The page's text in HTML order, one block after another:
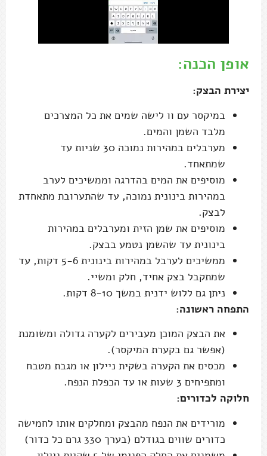
אופן הכנה:
יצירת הבצק:
במיקסר עם וו לישה שמים את כל המצרכים
מלבד השמן והמים.
מערבלים במהירות נמוכה 30 שניות עד
שמתאחד.
מוסיפים את המים בהדרגה וממשיכים לערב
במהירות בינונית נמוכה, עד שהתערובת מתאחדת
לבצק.
מוסיפים את שמן הזית ומערבלים במהירות
בינונית עד שהשמן נטמע בבצק.
ממשיכים לערבל במהירות בינונית 5-6 דקות, עד
שמתקבל בצק אחיד, חלק ומשיי.
ניתן גם ללוש ידנית במשך 8-10 דקות.
התפחה ראשונה:
את הבצק המוכן מעבירים לקערה גדולה ומשומנת
(אפשר גם בקערת המיקסר).
מכסים את הקערה בשקית ניילון או מגבת מטבח
ומתפיחים 3 שעות או עד הכפלת הנפח.
חלוקה לכדורים:
מורידים את הנפח מהבצק ומחלקים אותו לחמישה
כדורים שווים בגודלם (בערך 330 גרם כל כדור)